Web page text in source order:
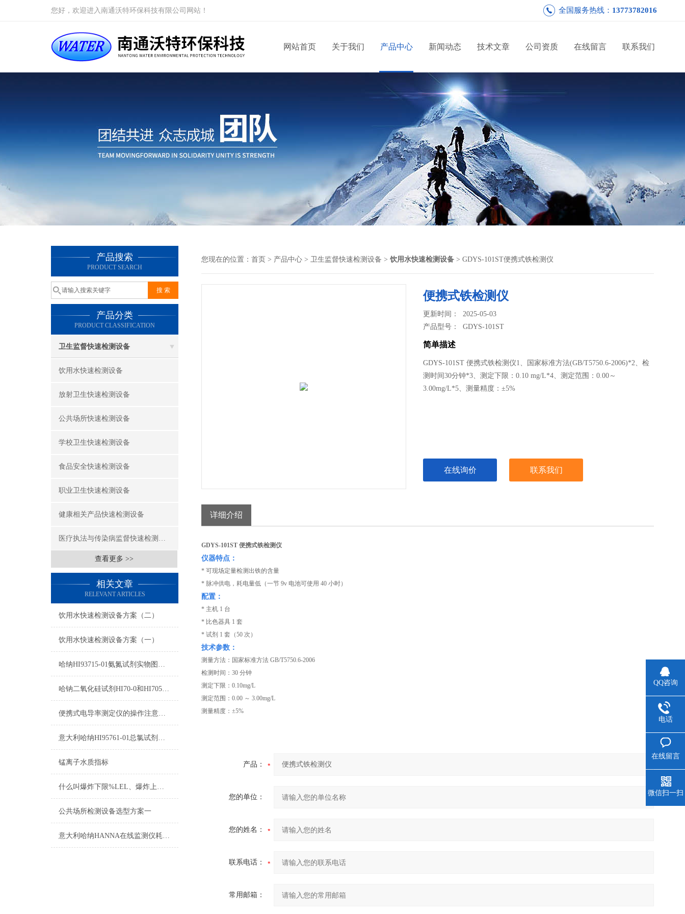
您好，欢迎进入南通沃特环保科技有限公司网站！ 全国服务热线： 13773782016
网站首页 关于我们 产品中心 新闻动态 技术文章 公司资质 在线留言 联系我们
产品搜索
PRODUCT SEARCH
产品分类
PRODUCT CLASSIFICATION
卫生监督快速检测设备
饮用水快速检测设备
放射卫生快速检测设备
公共场所快速检测设备
学校卫生快速检测设备
食品安全快速检测设备
职业卫生快速检测设备
健康相关产品快速检测设备
医疗执法与传染病监督快速检测设备
查看更多 >>
相关文章
RELEVANT ARTICLES
饮用水快速检测设备方案（二）
饮用水快速检测设备方案（一）
哈纳HI93715-01氨氮试剂实物图及操作方法
哈钠二氧化硅试剂HI70-0和HI705B-0测量原理
便携式电导率测定仪的操作注意要点分析
意大利哈纳HI95761-01总氯试剂测量范围及操作说明
锰离子水质指标
什么叫爆炸下限%LEL、爆炸上限%UEL、爆炸极限？
公共场所检测设备选型方案一
意大利哈纳HANNA在线监测仪耗材产品清单
您现在的位置： 首页 > 产品中心 > 卫生监督快速检测设备 > 饮用水快速检测设备 > GDYS-101ST便携式铁检测仪
便携式铁检测仪
更新时间： 2025-05-03
产品型号：GDYS-101ST
简单描述
GDYS-101ST 便携式铁检测仪1、国家标准方法(GB/T5750.6-2006)*2、检
测时间30分钟*3、测定下限：0.10 mg/L*4、测定范围：0.00～
3.00mg/L*5、测量精度：±5%
在线询价 联系我们
详细介绍
GDYS-101ST 便携式铁检测仪
仪器特点：
* 可现场定量检测出铁的含量
* 脉冲供电，耗电量低（一节 9v 电池可使用 40 小时）
配置：
* 主机 1 台
* 比色器具 1 套
* 试剂 1 套（50 次）
技术参数：
测量方法：国家标准方法 GB/T5750.6-2006
检测时间：30 分钟
测定下限：0.10mg/L
测定范围：0.00 ～ 3.00mg/L
测量精度：±5%
产品：
您的单位：
您的姓名：
联系电话：
常用邮箱：
QQ咨询
电话
在线留言
微信扫一扫